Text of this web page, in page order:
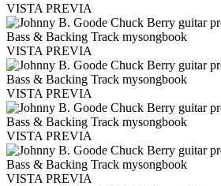
VISTA PREVIA
VISTA PREVIA
VISTA PREVIA
VISTA PREVIA
VISTA PREVIA